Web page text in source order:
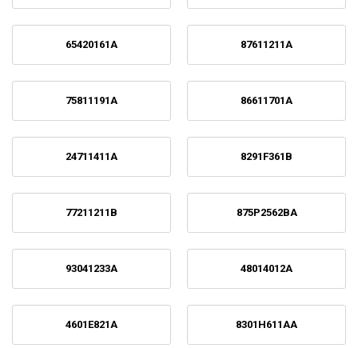
65420161A 87611211A
75811191A 86611701A
24711411A 8291F361B
77211211B 875P2562BA
93041233A 48014012A
4601E821A 8301H611AA